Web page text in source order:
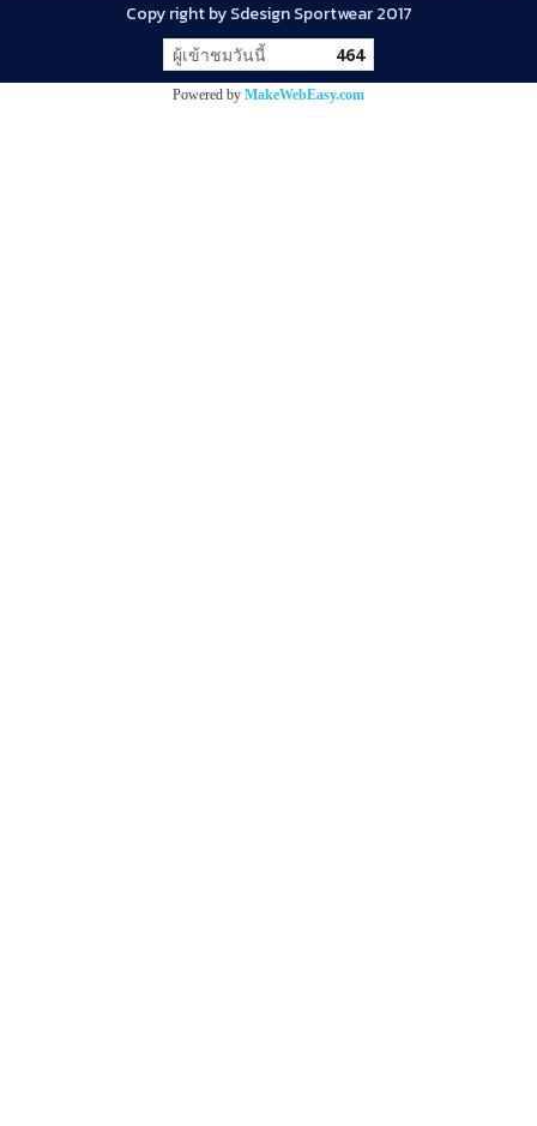
Copy right by Sdesign Sportwear 2017
ผู้เข้าชมขณะนี้ 113
Powered by MakeWebEasy.com